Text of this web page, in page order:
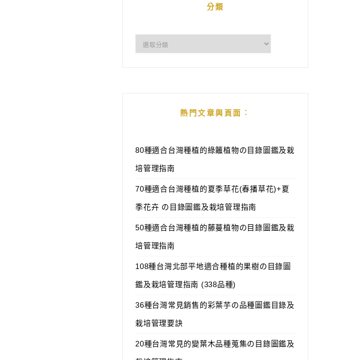
分類
熱門文章與頁面︰
80種適合台灣種植的綠籬植物の目錄圖鑑及栽
培管理指南
70種適合台灣種植的夏季草花(春播草花)+夏
季花卉 の目錄圖鑑及栽培管理指南
50種適合台灣種植的藤蔓植物の目錄圖鑑及栽
培管理指南
108種台灣北部平地適合種植的果樹の目錄圖
鑑及栽培管理指南 (338品種)
36種台灣常見銷售的彩葉芋の品種圖鑑目錄及
栽培管理要訣
20種台灣常見的變葉木品種蒐集の目錄圖鑑及